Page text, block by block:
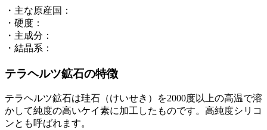
・主な原産国：
・硬度：
・主成分：
・結晶系：
テラヘルツ鉱石の特徴
テラヘルツ鉱石は珪石（けいせき）を2000度以上の高温で溶
かして純度の高いケイ素に加工したものです。高純度シリコ
ンとも呼ばれます。